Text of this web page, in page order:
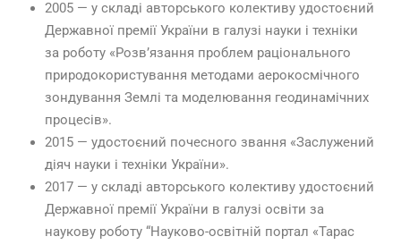
2005 — у складі авторського колективу удостоєний
Державної премії України в галузі науки і техніки
за роботу «Розв’язання проблем раціонального
природокористування методами аерокосмічного
зондування Землі та моделювання геодинамічних
процесів».
2015 — удостоєний почесного звання «Заслужений
діяч науки і техніки України».
2017 — у складі авторського колективу удостоєний
Державної премії України в галузі освіти за
наукову роботу “Науково-освітній портал «Тарас